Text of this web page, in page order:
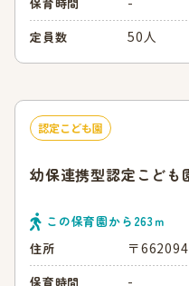
定員数 50人
認定こども園
幼保連携型認定こども
この保育園から 263ｍ
住所
〒
保育時間 -